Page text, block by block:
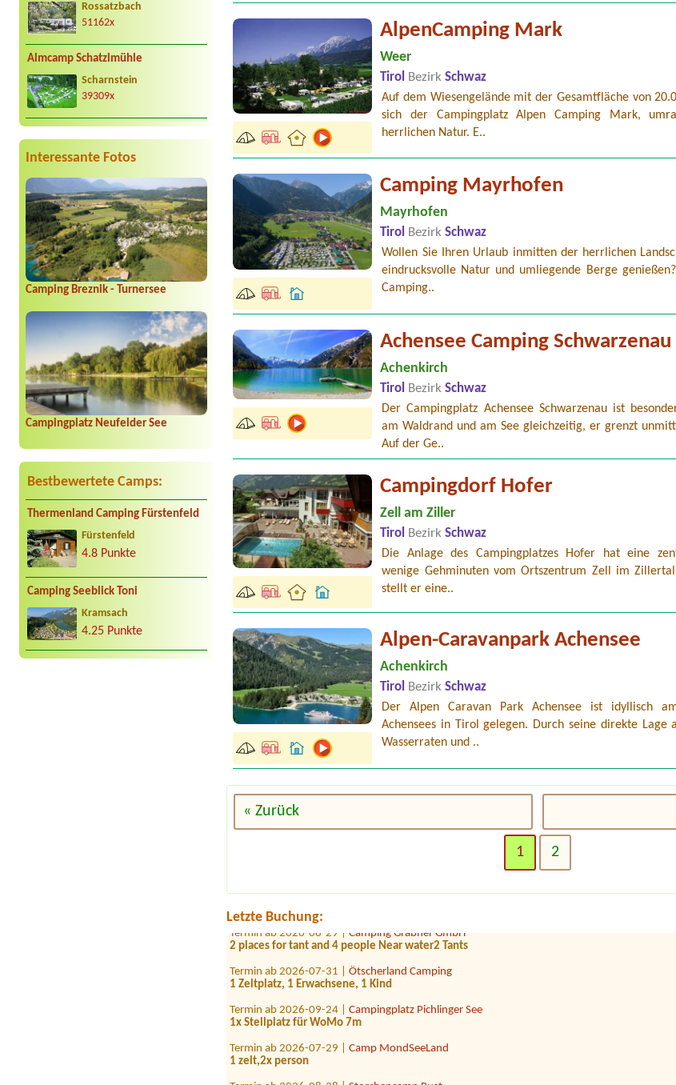
Rossatzbach
51162x
Almcamp Schatzlmühle
Scharnstein
39309x
Interessante Fotos
Camping Breznik - Turnersee
Campingplatz Neufelder See
Bestbewertete Camps:
Thermenland Camping Fürstenfeld
Fürstenfeld
4.8 Punkte
Camping Seeblick Toni
Kramsach
4.25 Punkte
AlpenCamping Mark
Weer
Tirol Bezirk Schwaz
Auf dem Wiesengelände mit der Gesamtfläche von
sich der Campingplatz Alpen Camping Mark,
herrlichen Natur. E..
Camping Mayrhofen
Mayrhofen
Tirol Bezirk Schwaz
Wollen Sie Ihren Urlaub inmitten der herrlichen
eindrucksvolle Natur und umliegende Berge
Camping..
Achensee Camping Schwarzenau
Achenkirch
Tirol Bezirk Schwaz
Der Campingplatz Achensee Schwarzenau ist
am Waldrand und am See gleichzeitig, er grenzt
Auf der Ge..
Campingdorf Hofer
Zell am Ziller
Tirol Bezirk Schwaz
Die Anlage des Campingplatzes Hofer hat eine
wenige Gehminuten vom Ortszentrum Zell im
stellt er eine..
Alpen-Caravanpark Achensee
Achenkirch
Tirol Bezirk Schwaz
Der Alpen Caravan Park Achensee ist idyllisch
Achensees in Tirol gelegen. Durch seine direkte Lage
Wasserraten und ..
« Zurück
1 2
Letzte Buchung:
Termin ab 2026-08-15 |
Win stellplatz fur zelt und ein auto
Seepension & Camping Nußbaumer KG
1 Stellplatz für Wohnmobil 6,99m, Strom ,Wasser
Termin ab 2026-08-29 |
2 places for tant and 4 people Near water2 Tants
1 Zeltplatz, 1 Erwachsene, 1 Kind
1x Stellplatz für WoMo 7m
1 zelt,2x person